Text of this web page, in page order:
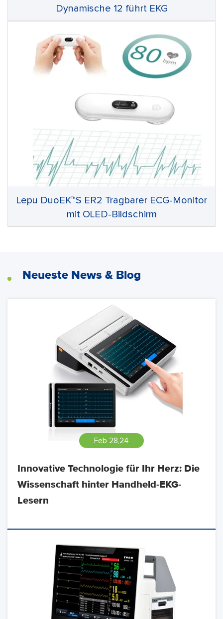
Dynamische 12 führt EKG
Lepu DuoEK™S ER2 Tragbarer ECG-Monitor
mit OLED-Bildschirm
Neueste News & Blog
Feb 28,24
Innovative Technologie für Ihr Herz: Die
Wissenschaft hinter Handheld-EKG-
Lesern